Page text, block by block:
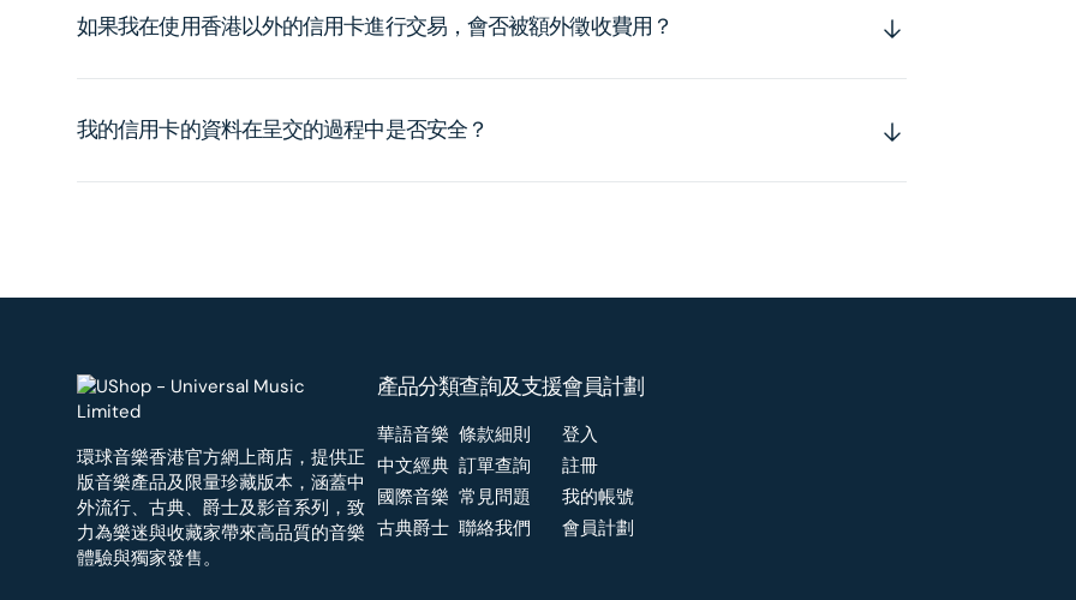
如果我在使用香港以外的信用卡進行交易，會否被額外徵收費用？
我的信用卡的資料在呈交的過程中是否安全？
環球音樂香港官方網上商店，提供正
版音樂產品及限量珍藏版本，涵蓋中
外流行、古典、爵士及影音系列，致
力為樂迷與收藏家帶來高品質的音樂
體驗與獨家發售。
產品分類
華語音樂
中文經典
國際音樂
古典爵士
查詢及支援
條款細則
訂單查詢
常見問題
聯絡我們
會員計劃
登入
註冊
我的帳號
會員計劃